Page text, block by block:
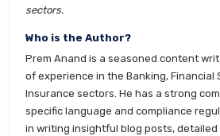
sectors.
Who is the Author?
Prem Anand is a seasoned content
of experience in the Banking, Financial
Insurance sectors. He has a strong
specific language and compliance
in writing insightful blog posts,